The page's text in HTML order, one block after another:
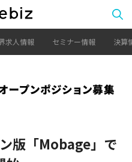
求人情報 セミナー情報 決算
版「Mobage」で